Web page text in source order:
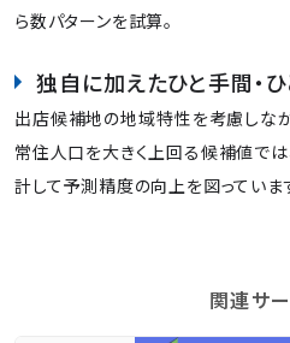
ら数パターンを試算。
独自に加えたひと手間・
出店候補地の地域特性を考慮しな
常住人口を大きく上回る候補値で
計して予測精度の向上を図っていま
関連サ